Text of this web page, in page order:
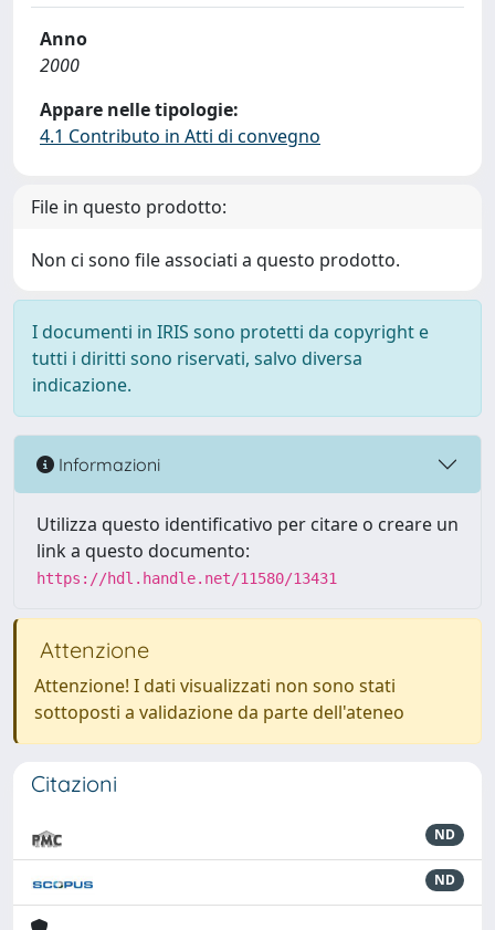
Anno
2000
Appare nelle tipologie:
4.1 Contributo in Atti di convegno
File in questo prodotto:
Non ci sono file associati a questo prodotto.
I documenti in IRIS sono protetti da copyright e
tutti i diritti sono riservati, salvo diversa
indicazione.
Informazioni
Utilizza questo identificativo per citare o creare un
link a questo documento:
https://hdl.handle.net/11580/13431
Attenzione
Attenzione! I dati visualizzati non sono stati
sottoposti a validazione da parte dell'ateneo
Citazioni
ND
ND